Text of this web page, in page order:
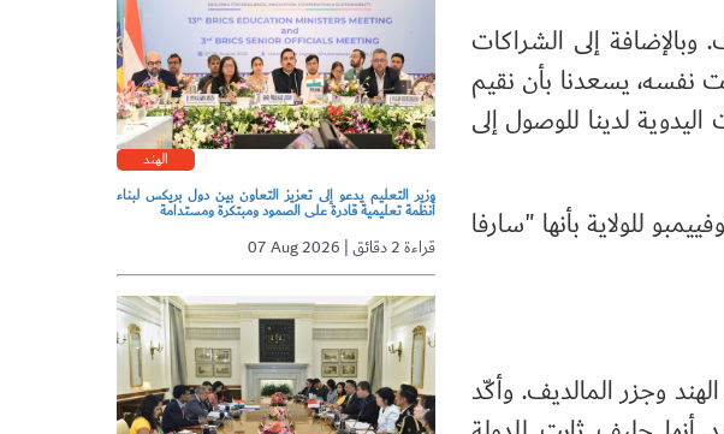
الهند
وزير التعليم يدعو إلى تعزيز التعاون بين دول بريكس لبناء
أنظمة تعليمية قادرة على الصمود ومبتكرة ومستدامة
07 Aug 2026 | قراءة 2 دقائق
إلى الشراكات
نفسه، يسعدنا بأن نقيم
لدينا للوصول إلى
للولاية بأنها "سارفا
وجزر المالديف. وأكّد